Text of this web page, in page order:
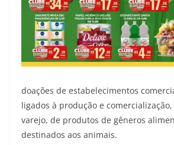
doações de estabelecimentos
ligados à produção e
varejo, de produtos de gêneros
destinados aos animais.